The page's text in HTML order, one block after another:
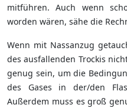
mitführen. Auch wenn
worden wären, sähe die
Wenn mit Nassanzug
des ausfallenden Trockis
genug sein, um die
des Gases in der/den
Außerdem muss es groß